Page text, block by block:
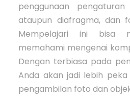
penggunaan
ataupun diafragma, dan
Mempelajari ini bisa
memahami mengenai
Dengan terbiasa pada
Anda akan jadi lebih
pengambilan foto dan